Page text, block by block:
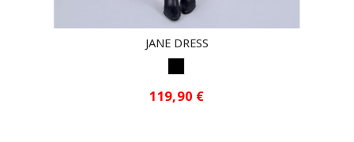
JANE DRESS
119,90 €